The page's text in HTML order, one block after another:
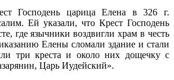
Господень царица Елена в 326 г.
Ей указали, что Крест Господень
где язычники воздвигли храм в честь
Елены сломали здание и стали
три креста и около них дощечку с
Царь Иудейский».